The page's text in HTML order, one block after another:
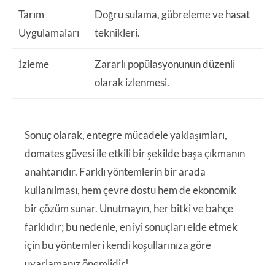
Tarım
Uygulamaları
Doğru sulama, gübreleme ve hasat
teknikleri.
İzleme
Zararlı popülasyonunun düzenli
olarak izlenmesi.
Sonuç olarak, entegre mücadele yaklaşımları,
domates güvesi ile etkili bir şekilde başa çıkmanın
anahtarıdır. Farklı yöntemlerin bir arada
kullanılması, hem çevre dostu hem de ekonomik
bir çözüm sunar. Unutmayın, her bitki ve bahçe
farklıdır; bu nedenle, en iyi sonuçları elde etmek
için bu yöntemleri kendi koşullarınıza göre